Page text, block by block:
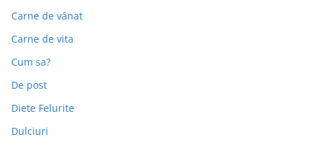
Carne de vânat
Carne de vita
Cum sa?
De post
Diete Felurite
Dulciuri